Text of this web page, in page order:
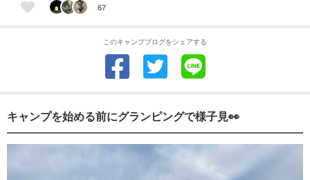
67
このキャンプブログをシェアする
キャンプを始める前にグランピングで様子見👀